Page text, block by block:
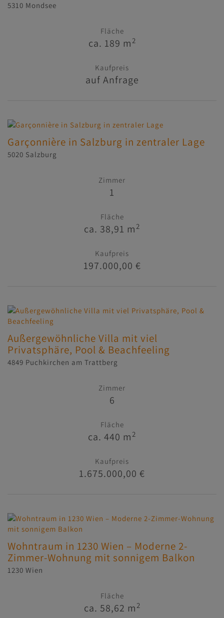
5310 Mondsee
Fläche
ca. 189 m 2
Kaufpreis
auf Anfrage
Garçonnière in Salzburg in zentraler Lage
5020 Salzburg
Zimmer
1
Fläche
ca. 38,91 m 2
Kaufpreis
197.000,00 €
Außergewöhnliche Villa mit viel
Privatsphäre, Pool & Beachfeeling
4849 Puchkirchen am Trattberg
Zimmer
6
Fläche
ca. 440 m 2
Kaufpreis
1.675.000,00 €
Wohntraum in 1230 Wien – Moderne 2-
Zimmer-Wohnung mit sonnigem Balkon
1230 Wien
Fläche
ca. 58,62 m 2